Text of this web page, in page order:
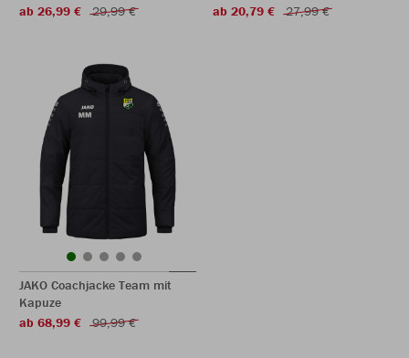
ab 26,99 €
29,99 €
ab 20,79 €
27,99 €
JAKO Coachjacke Team mit
Kapuze
ab 68,99 €
99,99 €